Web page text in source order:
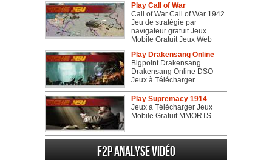
Play Call of War
Call of War Call of War 1942
Jeu de stratégie par
navigateur gratuit Jeux
Mobile Gratuit Jeux Web
Play Drakensang Online
Bigpoint Drakensang
Drakensang Online DSO
Jeux à Télécharger
Play Supremacy 1914
Jeux à Télécharger Jeux
Mobile Gratuit MMORTS
F2P Analyse vidéo